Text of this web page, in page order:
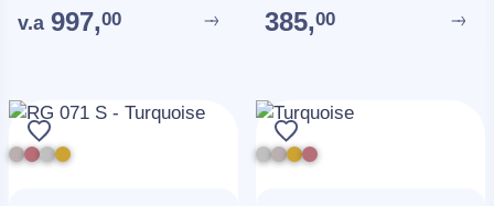
v.a 997,00 385,00